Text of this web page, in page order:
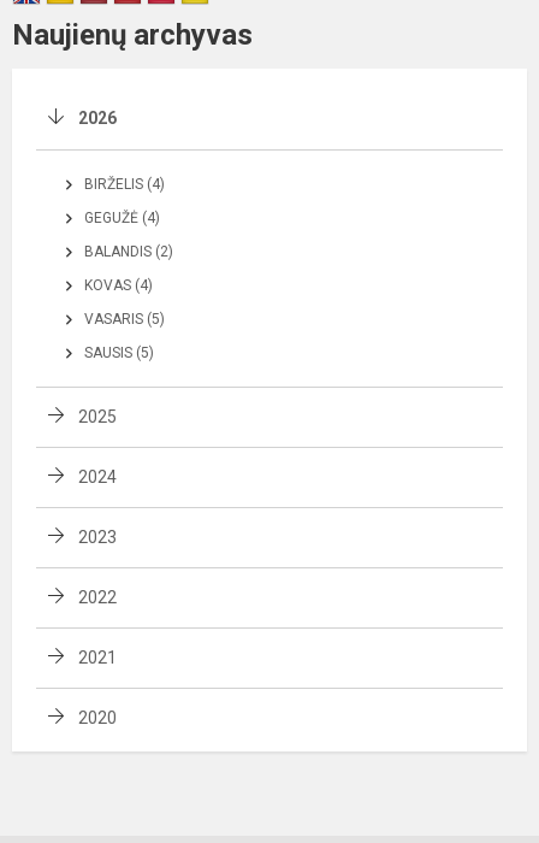
Naujienų archyvas
2026
BIRŽELIS (4)
GEGUŽĖ (4)
BALANDIS (2)
KOVAS (4)
VASARIS (5)
SAUSIS (5)
2025
2024
2023
2022
2021
2020